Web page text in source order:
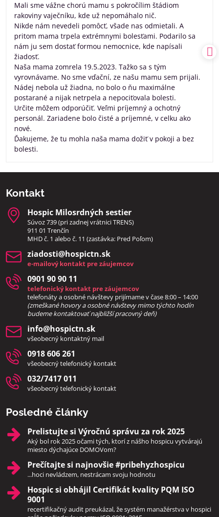
Mali sme vážne chorú mamu s pokročílim štádiom
rakoviny vaječníku, kde už nepomáhalo nič.
Nikde nám nevedeli pomôcť, všade nas odmietali. A
pritom mama trpela extrémnymi bolesťami. Podarilo sa
nám ju sem dostať formou nemocnice, kde napísali
žiadosť.
Naša mama zomrela 19.5.2023. Tažko sa s tým
vyrovnávame. No sme vďační, ze našu mamu sem prijali.
Nádej nebola už žiadna, no bolo o ňu maximálne
postarané a nijak netrpela a nepociťovala bolesti.
Určite môžem odporúčiť. Veľmi príjemný a ochotný
personál. Zariadene bolo čisté a príjemné, v celku ako
nové.
Ďakujeme, že tu mohla naša mama dožiť v pokoji a bez
bolesti.
Kontakt
Hospic Milosrdných sestier
Súvoz 739 (pri zadnej vrátnici TRENS)
911 01 Trenčín
MHD č. 1 alebo č. 11 (zastávka: Pred Poľom)
ziadosti​@hospictn​.sk
e-mailový kontakt pre záujemcov
0901 90 90 11
telefonický kontakt pre záujemcov
telefonáty a osobné návštevy prijímame v čase 8:00 – 14:00
(zmeškané hovory a osobné návštevy mimo týchto hodín
budeme kontaktovať najbližší pracovný deň)
info​@hospictn​.sk
všeobecný kontaktný mail
0918 606 261
všeobecný telefonický kontakt
032/7417 011
všeobecný telefonický kontakt
Posledné články
Prelistujte si Výročnú správu za rok 2025
Aký bol rok 2025 očami tých, ktorí z nášho hospicu vytvárajú
miesto dýchajúce DOMOVom?
Prečítajte si najnovšie #pribehyzhospicu
...hoci nevládzem, nestrácam svoju hodnotu
Hospic si obhájil Certifikát kvality PQM ISO
9001
recertifikačný audit preukázal, že systém manažérstva v hospici